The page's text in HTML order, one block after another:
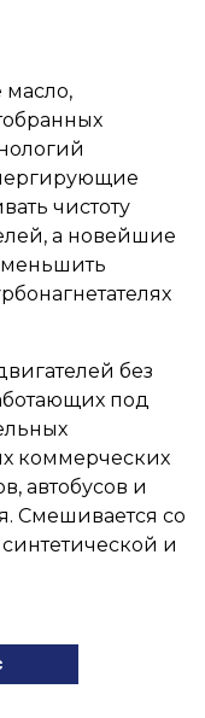
чистоту
а новейшие
без
под
коммерческих
автобусов и
Смешивается со
и